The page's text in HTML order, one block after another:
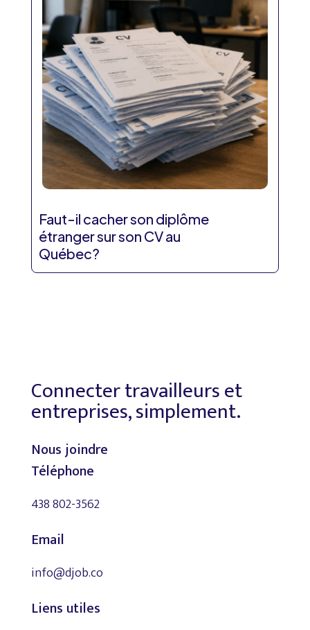
Faut-il cacher son diplôme
étranger sur son CV au
Québec?
Connecter travailleurs et
entreprises, simplement.
Nous joindre
Téléphone
438 802-3562
Email
info@djob.co
Liens utiles